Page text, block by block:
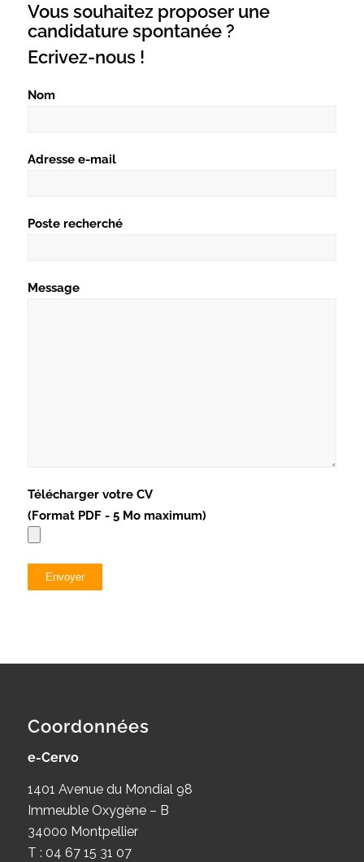
Vous souhaitez proposer une
candidature spontanée ?
Ecrivez-nous !
Nom
Adresse e-mail
Poste recherché
Message
Télécharger votre CV
(Format PDF - 5 Mo maximum)
Coordonnées
e-Cervo
1401 Avenue du Mondial 98
Immeuble Oxygène – B
34000 Montpellier
T : 04 67 15 31 07